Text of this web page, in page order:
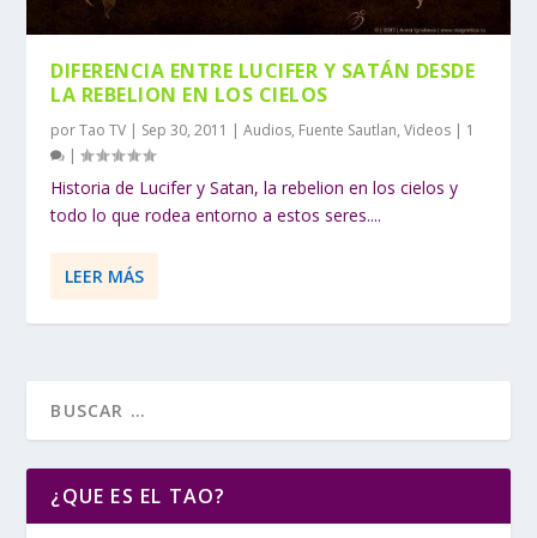
DIFERENCIA ENTRE LUCIFER Y SATÁN DESDE
LA REBELION EN LOS CIELOS
porTao TV | Sep 30, 2011 |Audios, Fuente Sautlan,Videos | 1
|
Historia de Lucifer y Satan, la rebelion en los cielos y
todo lo que rodea entorno a estos seres....
LEER MÁS
¿QUE ES EL TAO?